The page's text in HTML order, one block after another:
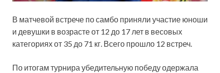
В матчевой встрече по самбо приняли участие юноши
и девушки в возрасте от 12 до 17 лет в весовых
категориях от 35 до 71 кг. Всего прошло 12 встреч.
По итогам турнира убедительную победу одержала